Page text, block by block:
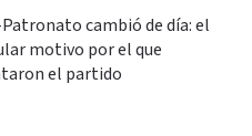
cambió de día: el
motivo por el que
el partido